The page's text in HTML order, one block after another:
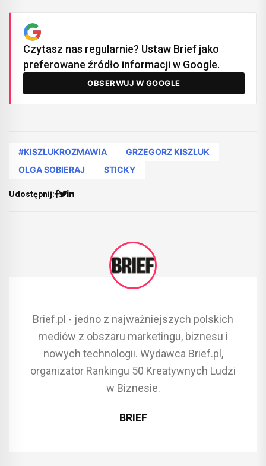
Czytasz nas regularnie? Ustaw Brief jako
preferowane źródło informacji w Google.
OBSERWUJ W GOOGLE
#KISZLUKROZMAWIA
GRZEGORZ KISZLUK
OLGA SOBIERAJ
STICKY
Udostępnij:
Brief.pl - jedno z najważniejszych polskich
mediów z obszaru marketingu, biznesu i
nowych technologii. Wydawca Brief.pl,
organizator Rankingu 50 Kreatywnych Ludzi
w Biznesie.
BRIEF